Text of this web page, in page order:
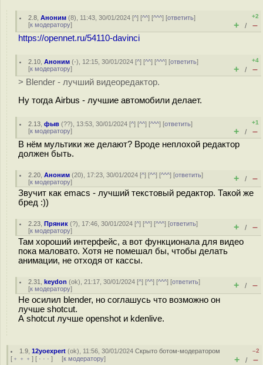
2.8 ,Аноним (8), 11:43, 30/01/2024 [^] [^^] [^^^] [ответить]
[к модератору]
+2
+ / –
https://opennet.ru/54110-davinci
2.10 ,Аноним (-), 12:15, 30/01/2024 [^] [^^] [^^^] [ответить]
[к модератору]
+4
+ / –
> Blender - лучший видеоредактор.
Ну тогда Airbus - лучшие автомобили делает.
2.13 ,фыв (??), 13:53, 30/01/2024 [^] [^^] [^^^] [ответить]
[к модератору]
+1
+ / –
В нём мультики же делают? Вроде неплохой редактор
должен быть.
2.20 ,Аноним (20), 17:23, 30/01/2024 [^] [^^] [^^^] [ответить]
[к модератору] + / –
Звучит как emacs - лучший текстовый редактор. Такой же
бред :))
2.23 ,Пряник (?), 17:46, 30/01/2024 [^] [^^] [^^^] [ответить]
[к модератору] + / –
Там хороший интерфейс, а вот функционала для видео
пока маловато. Хотя не помешал бы, чтобы делать
анимации, не отходя от кассы.
2.31 ,keydon (ok), 21:17, 30/01/2024 [^] [^^] [^^^] [ответить]
[к модератору] + / –
Не осилил blender, но соглашусь что возможно он
лучше shotcut.
А shotcut лучше openshot и kdenlive.
1.9 ,12yoexpert (ok), 11:56, 30/01/2024Скрыто ботом-модератором
[ ﹢﹢﹢ ] [ · · · ] [к модератору]
–2
+ / –